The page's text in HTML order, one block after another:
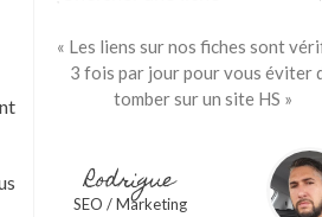
« Les liens sur nos fiches sont
3 fois par jour pour vous éviter
tomber sur un site HS »
Rodrigue
SEO / Marketing